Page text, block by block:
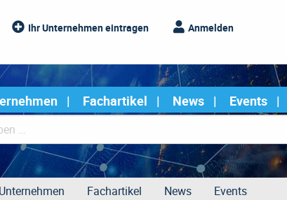
Ihr Unternehmen eintragen Anmelden
Fachartikel News
Events
Unternehmen Fachartikel News Events